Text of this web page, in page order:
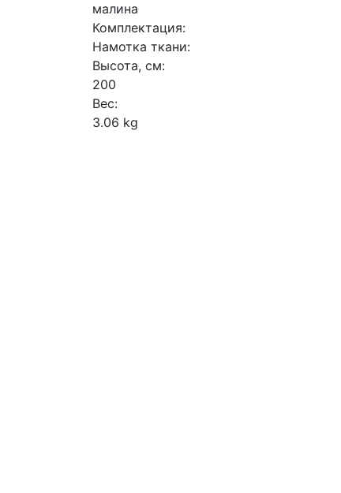
малина
Комплектация:
Намотка ткани:
Высота, см:
200
Вес:
3.06 kg